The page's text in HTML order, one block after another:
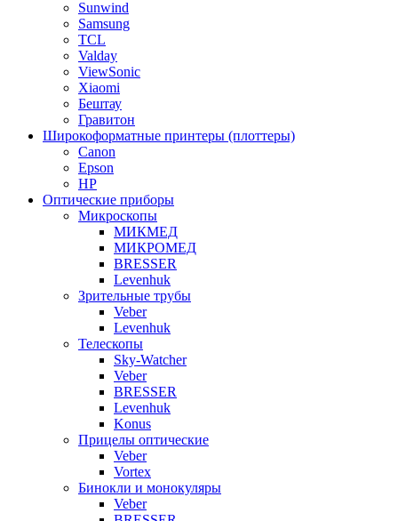
Sunwind
Samsung
TCL
Valday
ViewSonic
Xiaomi
Бештау
Гравитон
Широкоформатные принтеры (плоттеры)
Canon
Epson
HP
Оптические приборы
Микроскопы
МИКМЕД
МИКРОМЕД
BRESSER
Levenhuk
Зрительные трубы
Veber
Levenhuk
Телескопы
Sky-Watcher
Veber
BRESSER
Levenhuk
Konus
Прицелы оптические
Veber
Vortex
Бинокли и монокуляры
Veber